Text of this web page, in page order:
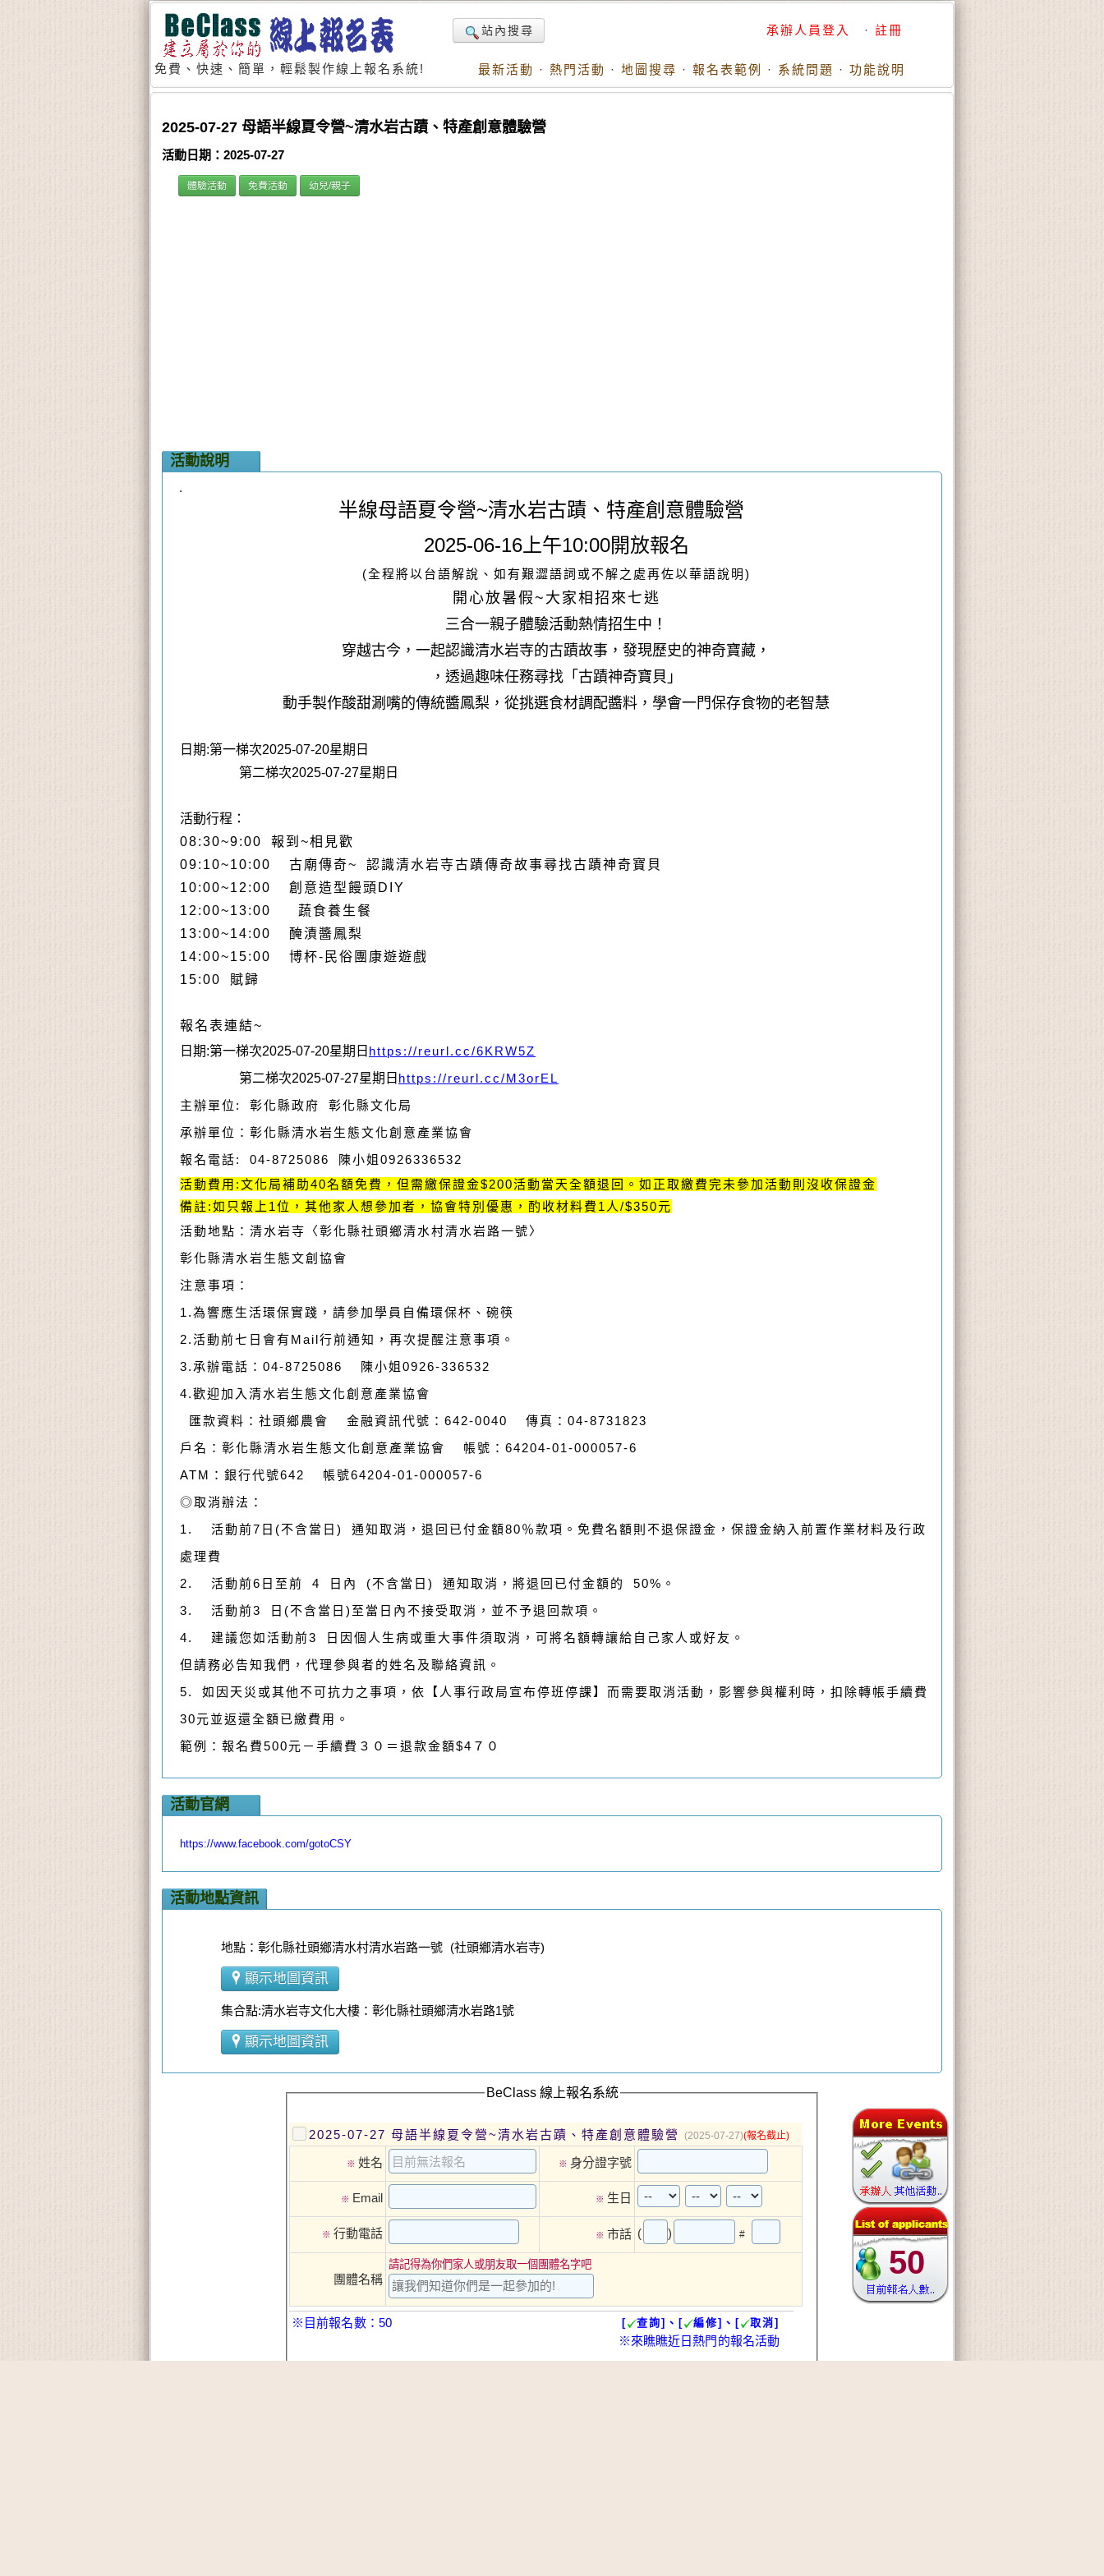
免費、快速、簡單，輕鬆製作線上報名系統!
站內搜尋 承辦人員登入 · 註冊
最新活動 · 熱門活動 · 地圖搜尋 · 報名表範例 · 系統問題 · 功能說明
2025-07-27 母語半線夏令營~清水岩古蹟、特產創意體驗營
活動日期：2025-07-27
體驗活動 免費活動 幼兒/親子
活動說明
半線母語夏令營~清水岩古蹟、特產創意體驗營
2025-06-16上午10:00開放報名
(全程將以台語解說、如有艱澀語詞或不解之處再佐以華語說明)
開心放暑假~大家相招來七逃
三合一親子體驗活動熱情招生中！
穿越古今，一起認識清水岩寺的古蹟故事，發現歷史的神奇寶藏，
，透過趣味任務尋找「古蹟神奇寶貝」
動手製作酸甜涮嘴的傳統醬鳳梨，從挑選食材調配醬料，學會一門保存食物的老智慧
日期:第一梯次2025-07-20星期日
第二梯次2025-07-27星期日
活動行程：
08:30~9:00 報到~相見歡
09:10~10:00 古廟傳奇~ 認識清水岩寺古蹟傳奇故事尋找古蹟神奇寶貝
10:00~12:00 創意造型饅頭DIY
12:00~13:00 蔬食養生餐
13:00~14:00 醃漬醬鳳梨
14:00~15:00 博杯-民俗團康遊遊戲
15:00 賦歸
報名表連結~
日期:第一梯次2025-07-20星期日 https://reurl.cc/6KRW5Z
第二梯次2025-07-27星期日 https://reurl.cc/M3orEL
主辦單位: 彰化縣政府 彰化縣文化局
承辦單位：彰化縣清水岩生態文化創意產業協會
報名電話: 04-8725086 陳小姐0926336532
活動費用:文化局補助40名額免費，但需繳保證金$200活動當天全額退回。如正取繳費完未參加活動則沒收保證金
備註:如只報上1位，其他家人想參加者，協會特別優惠，酌收材料費1人/$350元
活動地點：清水岩寺〈彰化縣社頭鄉清水村清水岩路一號〉
彰化縣清水岩生態文創協會
注意事項：
1.為響應生活環保實踐，請參加學員自備環保杯、碗筷
2.活動前七日會有Mail行前通知，再次提醒注意事項。
3.承辦電話：04-8725086 陳小姐0926-336532
4.歡迎加入清水岩生態文化創意產業協會
匯款資料：社頭鄉農會 金融資訊代號：642-0040 傳真：04-8731823
戶名：彰化縣清水岩生態文化創意產業協會 帳號：64204-01-000057-6
ATM：銀行代號642 帳號64204-01-000057-6
◎取消辦法：
1. 活動前7日(不含當日) 通知取消，退回已付金額80％款項。免費名額則不退保證金，保證金納入前置作業材料及行政
處理費
2. 活動前6日至前 4 日內 (不含當日) 通知取消，將退回已付金額的 50%。
3. 活動前3 日(不含當日)至當日內不接受取消，並不予退回款項。
4. 建議您如活動前3 日因個人生病或重大事件須取消，可將名額轉讓給自己家人或好友。
但請務必告知我們，代理參與者的姓名及聯絡資訊。
5. 如因天災或其他不可抗力之事項，依【人事行政局宣布停班停課】而需要取消活動，影響參與權利時，扣除轉帳手續費
30元並返還全額已繳費用。
範例：報名費500元－手續費３０＝退款金額$4７０
活動官網
https://www.facebook.com/gotoCSY
活動地點資訊
地點：彰化縣社頭鄉清水村清水岩路一號 (社頭鄉清水岩寺)
顯示地圖資訊
集合點:清水岩寺文化大樓：彰化縣社頭鄉清水岩路1號
顯示地圖資訊
50
BeClass 線上報名系統
2025-07-27 母語半線夏令營~清水岩古蹟、特產創意體驗營 (2025-07-27)(報名截止)
※ 姓名 ※ 身分證字號
※ Email ※ 生日
※ 行動電話 ※ 市話 ( ) #
團體名稱
請記得為你們家人或朋友取一個團體名字吧
※目前報名數：50 [ 查詢]、[ 編修]、[ 取消]
※來瞧瞧近日熱門的報名活動